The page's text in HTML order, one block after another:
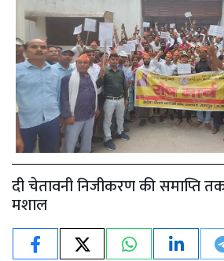
दी चेतावनी निजीकरण की समाप्ति
मशाल